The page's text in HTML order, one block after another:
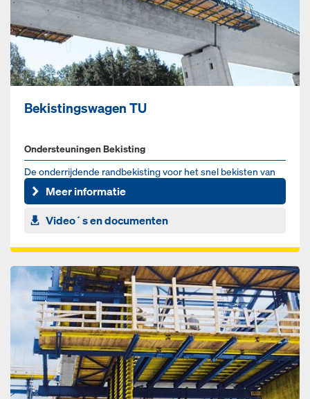
Bekistingswagen TU
Ondersteuningen Bekisting
De onderrijdende randbekisting voor het snel bekisten van
brugkappen
Meer informatie
Video´s en documenten